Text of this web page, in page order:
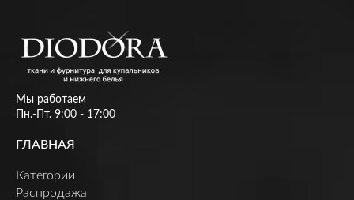
Мы работаем
Пн.-Пт. 9:00 - 17:00
ГЛАВНАЯ
Категории
Распродажа